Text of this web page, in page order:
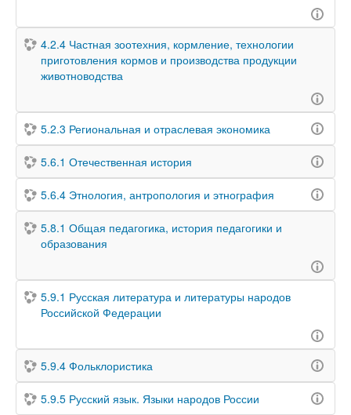
4.2.4 Частная зоотехния, кормление, технологии
приготовления кормов и производства продукции
животноводства
5.2.3 Региональная и отраслевая экономика
5.6.1 Отечественная история
5.6.4 Этнология, антропология и этнография
5.8.1 Общая педагогика, история педагогики и
образования
5.9.1 Русская литература и литературы народов
Российской Федерации
5.9.4 Фольклористика
5.9.5 Русский язык. Языки народов России